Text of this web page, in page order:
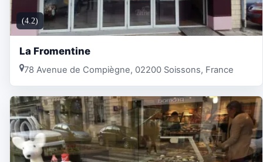
(4.2)
La Fromentine
78 Avenue de Compiègne, 02200 Soissons, France